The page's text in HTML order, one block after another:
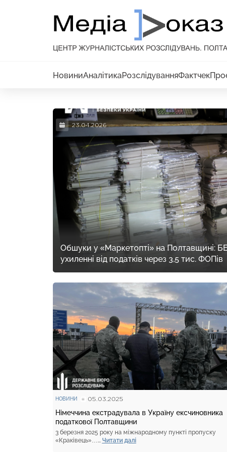
НовиниАналітикаРозслідуванняФактчек
23.04.2026
Обшуки у «Маркетопті» на Полтавщині:
ухиленні від податків через 3,5 тис. ФОПів
НОВИНИ 05.03.2025
Німеччина екстрадувала в Україну ексчиновника
податкової Полтавщини
3 березня 2025 року на міжнародному пункті пропуску
«Краківець»…... Читати далі